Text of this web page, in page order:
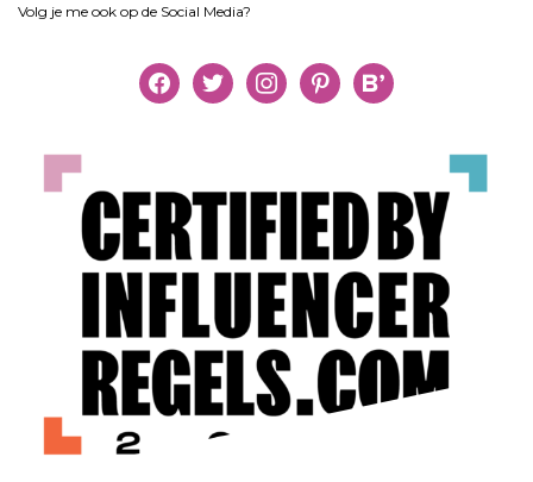
Volg je me ook op de Social Media?
facebooktwitter instagrampinterestbloglovin